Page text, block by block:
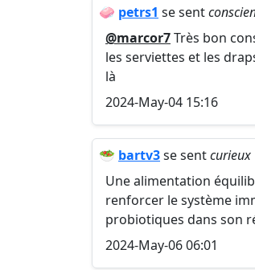
🧼 petrs1 se sent
@marcor7Très bon
les serviettes et les
là
2024-May-04 15:16
🥗 bartv3se sentcurieux
Une alimentation
renforcer le système
probiotiques dans son
2024-May-06 06:01